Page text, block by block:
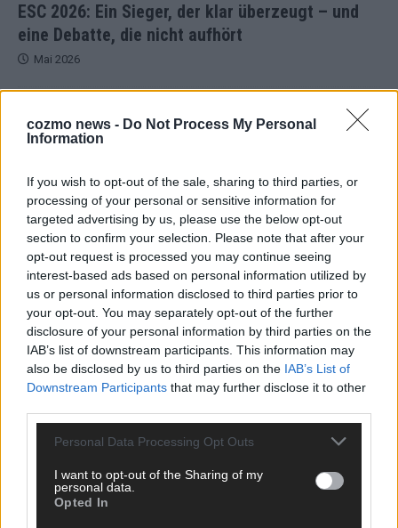
cozmo news - Do Not Process My Personal
Information
If you wish to opt-out of the sale, sharing to third parties, or
processing of your personal or sensitive information for
targeted advertising by us, please use the below opt-out
section to confirm your selection. Please note that after your
opt-out request is processed you may continue seeing
interest-based ads based on personal information utilized by
us or personal information disclosed to third parties prior to
your opt-out. You may separately opt-out of the further
disclosure of your personal information by third parties on the
IAB’s list of downstream participants. This information may
also be disclosed by us to third parties on the IAB’s List of
Downstream Participants that may further disclose it to other
Personal Data Processing Opt Outs
I want to opt-out of the Sharing of my
personal data.
Opted In
ESC 2026: Ein Sieger, der klar überzeugt – und
eine Debatte, die nicht aufhört
Mai 2026
Bulgarien gewinnt den Eurovision Song Contest 2026 – das
große Abschlussbild aus Wien
EUROVISION
Das Papierboot kommt aus Basel: JJ eröffnet das ESC-
Finale in Wien – alle Show-Highlights
Mai 2026
EUROVISION
Dänemark eröffnet, Österreich beschließt: Die
Startreihenfolge des ESC-Finales 2026 im Überblick
Mai 2026
KOMMENTAR
Schwächen und unsere Tipps
Mai 2026